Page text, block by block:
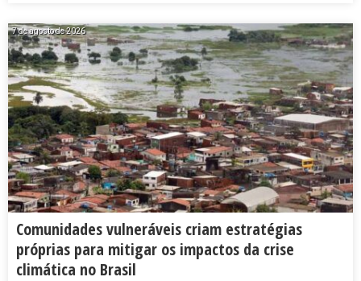
7 de agosto de 2026
Comunidades vulneráveis criam estratégias
próprias para mitigar os impactos da crise
climática no Brasil